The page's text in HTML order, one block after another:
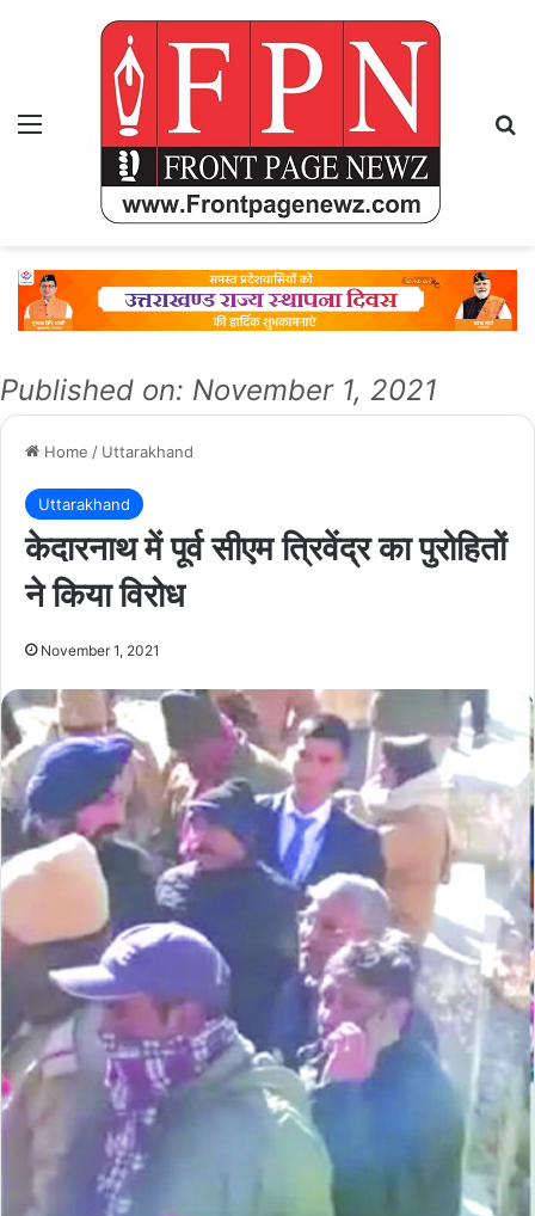
Menu
Published on: November 1, 2021
Home / Uttarakhand
Uttarakhand
केदारनाथ में पूर्व सीएम त्रिवेंद्र का पुरोहितों
ने किया विरोध
November 1, 2021